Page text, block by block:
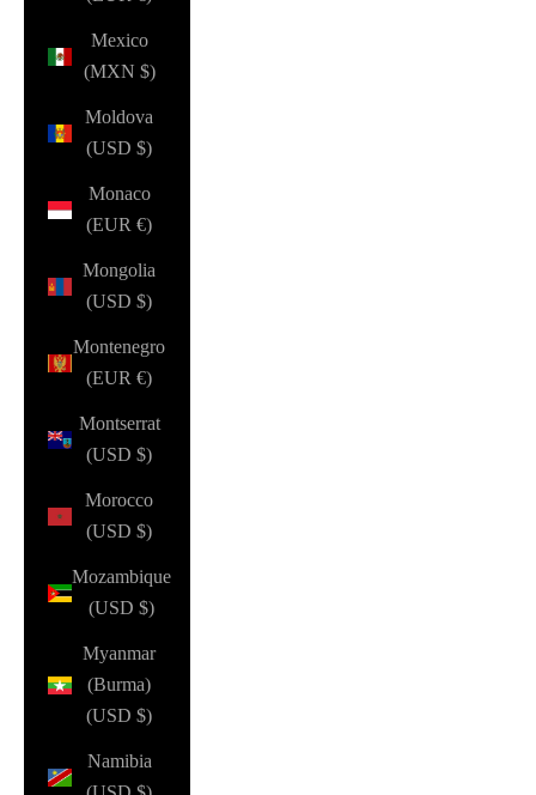
Mexico
(MXN $)
Moldova
(USD $)
Monaco
(EUR €)
Mongolia
(USD $)
Montenegro
(EUR €)
Montserrat
(USD $)
Morocco
(USD $)
Mozambique
(USD $)
Myanmar
(Burma)
(USD $)
Namibia